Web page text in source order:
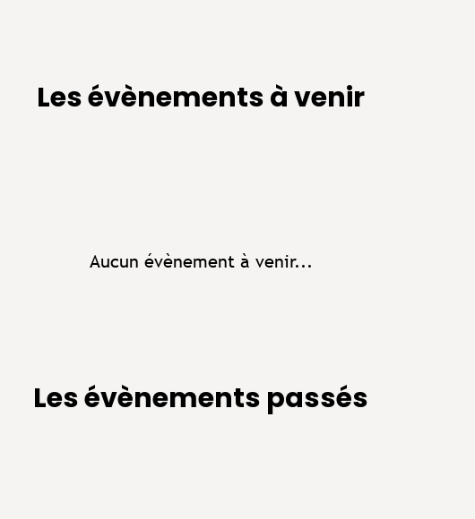
Les évènements à venir
Aucun évènement à venir...
Les évènements passés